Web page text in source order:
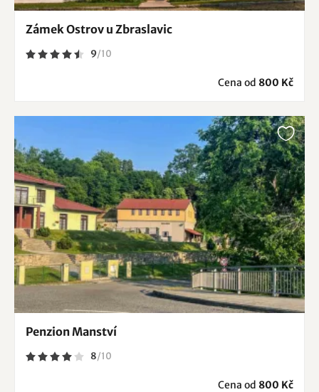
Zámek Ostrov u Zbraslavic
9/10
Cena od 800 Kč
Penzion Manství
8/10
Cena od 800 Kč